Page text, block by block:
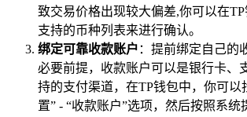
致交易价格出现较大偏差,你可以在
支持的币种列表来进行确认。
绑定可靠收款账户 ：提前绑定自己的
必要前提，收款账户可以是银行卡、
持的支付渠道，在TP钱包中，你可以
置” - “收款账户”选项，然后按照系统